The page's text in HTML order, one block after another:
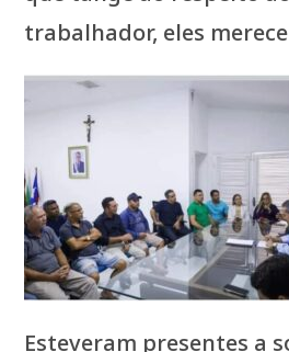
trabalhador, eles
Esteveram presentes a